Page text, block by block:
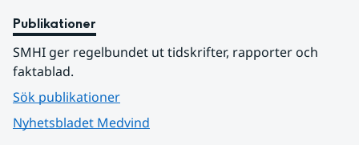
Publikationer
SMHI ger regelbundet ut tidskrifter, rapporter och
faktablad.
Sök publikationer
Nyhetsbladet Medvind